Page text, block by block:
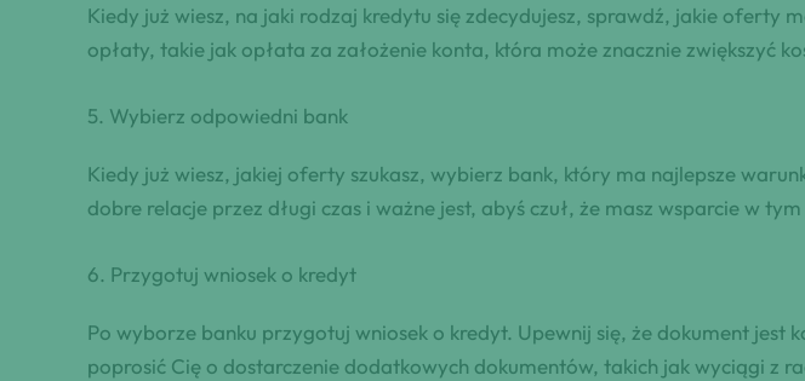
Kiedy już wiesz, na jaki rodzaj kredytu się zdecydujesz, sprawdź, jakie oferty
opłaty, takie jak opłata za założenie konta, która może znacznie zwiększyć
5. Wybierz odpowiedni bank
Kiedy już wiesz, jakiej oferty szukasz, wybierz bank, który ma najlepsze
dobre relacje przez długi czas i ważne jest, abyś czuł, że masz wsparcie w
6. Przygotuj wniosek o kredyt
Po wyborze banku przygotuj wniosek o kredyt. Upewnij się, że dokument
poprosić Cię o dostarczenie dodatkowych dokumentów, takich jak wyciągi z